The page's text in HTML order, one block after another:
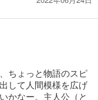
ちょっと物語のスピ
して人間模様を広げ
かなー。主人公（と